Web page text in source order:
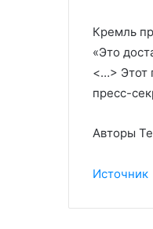
Кремль
«Это
<…> Этот
пресс-
Авторы
Источник